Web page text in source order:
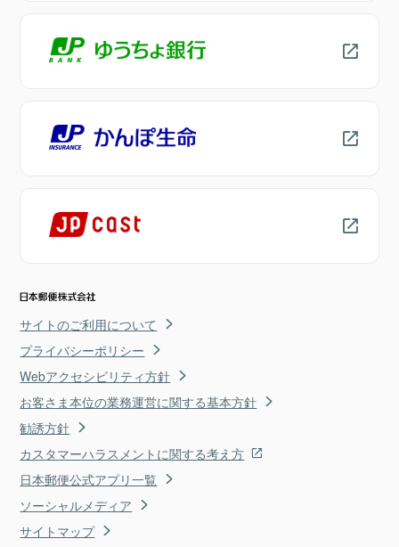
サイトのご利用について
プライバシーポリシー
Webアクセシビリティ方針
お客さま本位の業務運営に関する基本方針
勧誘方針
カスタマーハラスメントに関する考え方
日本郵便公式アプリ一覧
ソーシャルメディア
サイトマップ